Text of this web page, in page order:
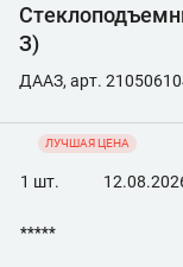
З)
ДААЗ, арт.
ЛУЧШАЯ ЦЕНА
1 шт.
*****